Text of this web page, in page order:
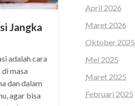
Jangka
adalah cara
masa
dan dalam
agar bisa
April 2026
Maret 2026
Oktober 2025
Mei 2025
Maret 2025
Februari 2025